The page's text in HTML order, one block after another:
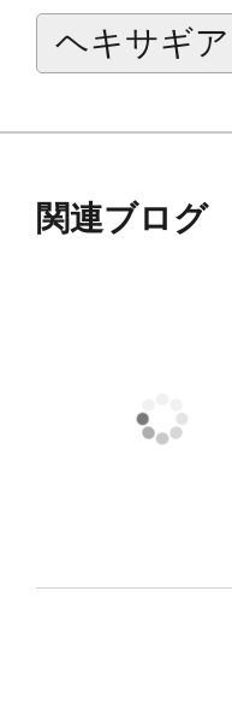
■シースブレ
て、もう片方
■サムライマ
■シースブレ
■マウント用
※実際の商品
ヘキサギア
関連ブログ